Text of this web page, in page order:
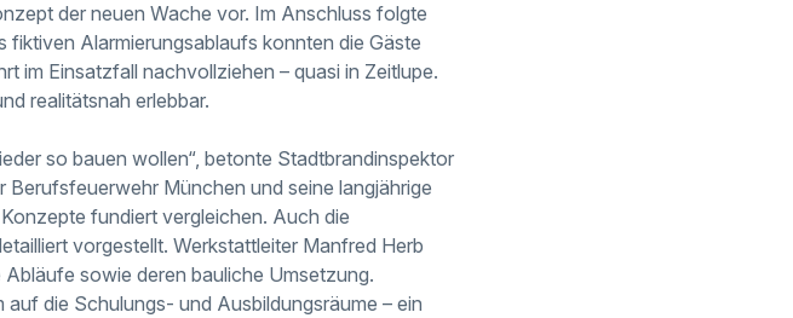
der neuen Wache vor. Im Anschluss folgte
fiktiven Alarmierungsablaufs konnten die Gäste
im Einsatzfall nachvollziehen – quasi in Zeitlupe.
realitätsnah erlebbar.
so bauen wollen“, betonte Stadtbrandinspektor
Berufsfeuerwehr München und seine langjährige
fundiert vergleichen. Auch die
vorgestellt. Werkstattleiter Manfred Herb
sowie deren bauliche Umsetzung.
die Schulungs- und Ausbildungsräume – ein